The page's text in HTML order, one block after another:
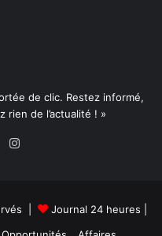
de clic. Restez informé,
rien de l’actualité ! »
Instagram
| Journal 24 heures